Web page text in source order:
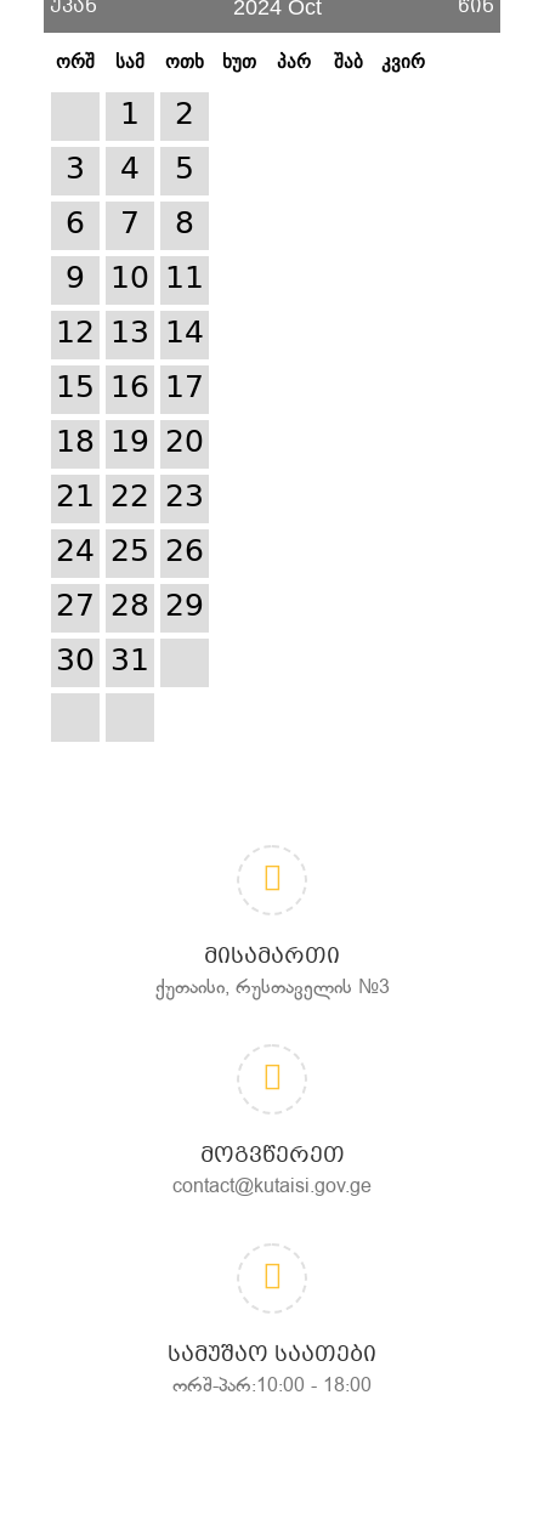
უკან 2024 Oct წინ
ორშ სამ ოთხ ხუთ პარ შაბ კვირ
1
2
3
4
5
6
7
8
9
10 11
12 13 14
15 16 17
18 19 20
21 22 23
24 25 26
27 28 29
30 31
ᲛᲘᲡᲐᲛᲐᲠᲗᲘ
ქუთაისი, რუსთაველის №3
ᲛᲝᲒᲕᲬᲔᲠᲔᲗ
contact@kutaisi.gov.ge
ᲡᲐᲛᲣᲨᲐᲝ ᲡᲐᲐᲗᲔᲑᲘ
ორშ-პარ:10:00 - 18:00